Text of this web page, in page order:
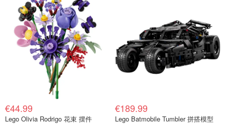
€44.99
Lego Olivia Rodrigo 花束 摆件
€189.99
Lego Batmobile Tumbler 拼搭模型